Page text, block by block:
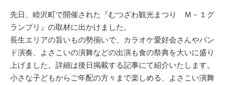
先日、睦沢町で開催された『むつざわ観光まつり Ｍ－１グ
ランプリ』の取材に出かけました。
長生エリアの旨いもの勢揃いで、カラオケ愛好会さんやバン
ド演奏、よさこいの演舞などの出演も食の祭典を大いに盛り
上げました。詳細は後日掲載する記事にて紹介いたします。
小さな子どもからご年配の方々まで楽しめる、よさこい演舞